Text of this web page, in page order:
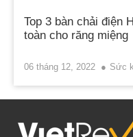
Top 3 bàn chải điện
toàn cho răng miệng
06 tháng 12, 2022 Sức